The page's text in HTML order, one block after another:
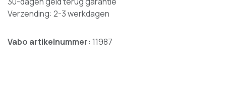
Verzending: 2-3 werkdagen
Vabo artikelnummer: 11987